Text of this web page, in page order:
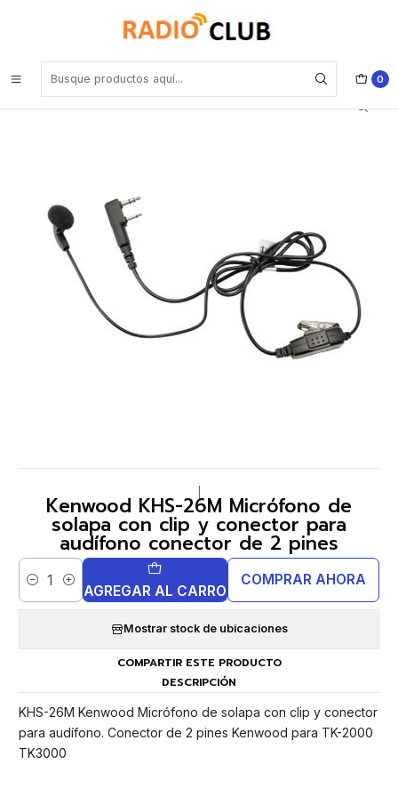
0
Kenwood KHS-26M Micrófono de solapa con clip y conector para
audífono conector de 2 pines
Kenwood KHS-26M Micrófono de
solapa con clip y conector para
audífono conector de 2 pines
Cantidad AGREGAR AL CARRO
COMPRAR AHORA
Mostrar stock de ubicaciones
COMPARTIR ESTE PRODUCTO
DESCRIPCIÓN
KHS-26M Kenwood Micrófono de solapa con clip y conector
para audífono. Conector de 2 pines Kenwood para TK-2000
TK3000